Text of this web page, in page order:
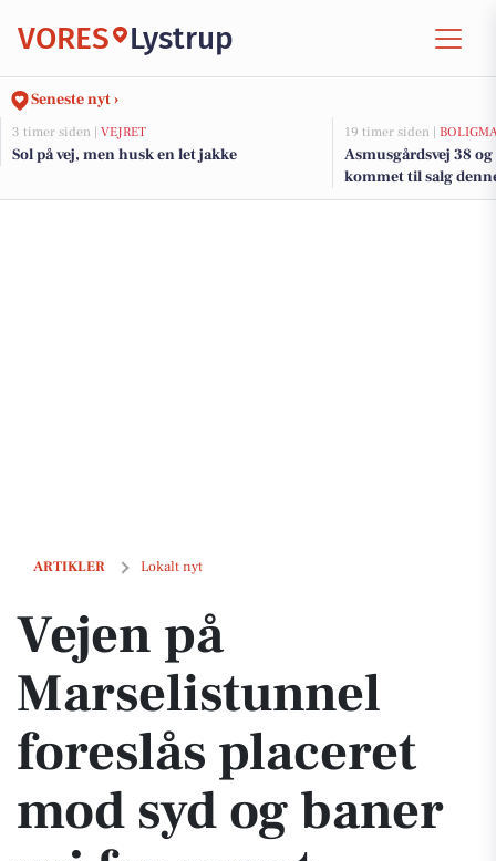
VORES Lystrup
Seneste nyt ›
3 timer siden | VEJRET
Sol på vej, men husk en let jakke
19 timer siden |
Asmusgårdsvej 38
kommet til salg
boligerne her.
ARTIKLER Lokalt nyt
Vejen på Marselistunnel foreslås placeret mod syd og baner vej for
Vejen på
Marselistunnel
foreslås placeret
mod syd og baner